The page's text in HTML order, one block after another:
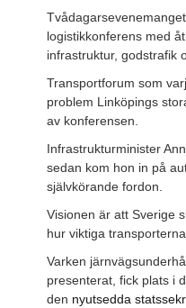
logistikkonferens med
infrastruktur, godstrafik
Transportforum som
problem Linköpings
av konferensen.
Infrastrukturminister
sedan kom hon in på
självkörande fordon.
Visionen är att Sverige
hur viktiga
Varken
presenterat, fick plats i
den nyutsedda